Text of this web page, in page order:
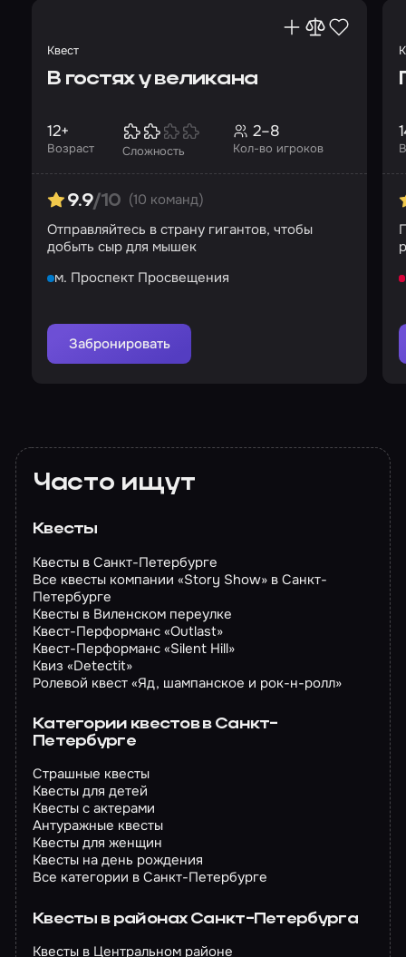
Квест
В гостях у великана
Возраст
12+
Сложность Кол-во игроков
2–8
9.9/10 (10 команд)
Отправляйтесь в страну гигантов, чтобы
добыть сыр для мышек
м. Проспект Просвещения
Забронировать
Часто ищут
Квесты
Квесты в Санкт-Петербурге
Все квесты компании «Story Show» в Санкт-
Петербурге
Квесты в Виленском переулке
Квест-Перформанс «Outlast»
Квест-Перформанс «Silent Hill»
Квиз «Detectit»
Ролевой квест «Яд, шампанское и рок-н-ролл»
Категории квестов в Санкт-
Петербурге
Страшные квесты
Квесты для детей
Квесты с актерами
Антуражные квесты
Квесты для женщин
Квесты на день рождения
Все категории в Санкт-Петербурге
Квесты в районах Санкт-Петербурга
Квесты в Центральном районе